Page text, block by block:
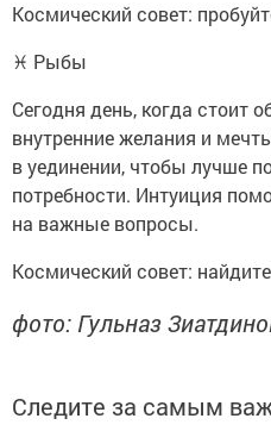
Космический совет:
♓ Рыбы
Сегодня день, когда стоит
внутренние желания и
в уединении, чтобы лучше
потребности. Интуиция
на важные вопросы.
Космический совет:
фото: Гульназ
Следите за самым